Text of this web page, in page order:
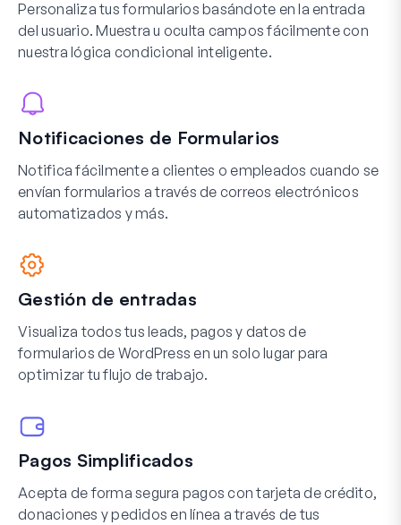
Personaliza tus formularios basándote en la entrada
del usuario. Muestra u oculta campos fácilmente con
nuestra lógica condicional inteligente.
Notificaciones de Formularios
Notifica fácilmente a clientes o empleados cuando se
envían formularios a través de correos electrónicos
automatizados y más.
Gestión de entradas
Visualiza todos tus leads, pagos y datos de
formularios de WordPress en un solo lugar para
optimizar tu flujo de trabajo.
Pagos Simplificados
Acepta de forma segura pagos con tarjeta de crédito,
donaciones y pedidos en línea a través de tus